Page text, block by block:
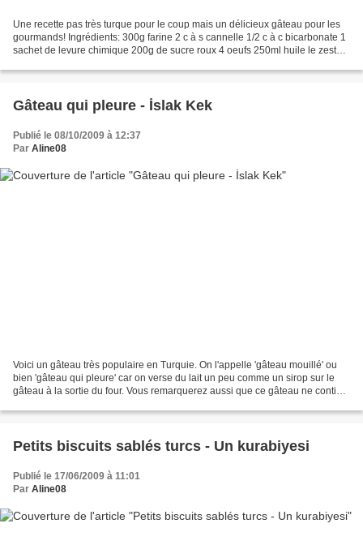
Une recette pas très turque pour le coup mais un délicieux gâteau pour les
gourmands! Ingrédients: 300g farine 2 c à s cannelle 1/2 c à c bicarbonate 1
sachet de levure chimique 200g de sucre roux 4 oeufs 250ml huile le zeste
Gâteau qui pleure - İslak Kek
Publié le 08/10/2009 à 12:37
Par Aline08
Voici un gâteau très populaire en Turquie. On l'appelle 'gâteau mouillé' ou
bien 'gâteau qui pleure' car on verse du lait un peu comme un sirop sur le
gâteau à la sortie du four. Vous remarquerez aussi que ce gâteau ne contient
Petits biscuits sablés turcs - Un kurabiyesi
Publié le 17/06/2009 à 11:01
Par Aline08